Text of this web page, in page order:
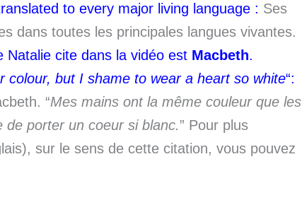
to every major living language : Ses
dans toutes les principales langues vivantes.
Natalie cite dans la vidéo est Macbeth.
colour, but I shame to wear a heart so white“:
“Mes mains ont la même couleur que les
de porter un coeur si blanc.” Pour plus
sur le sens de cette citation, vous pouvez